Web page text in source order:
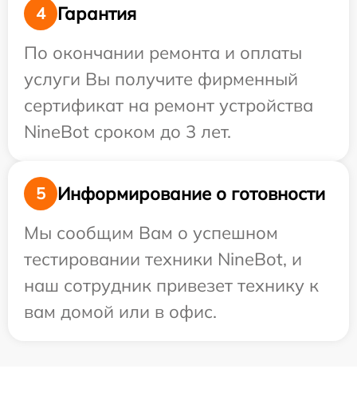
4
Гарантия
По окончании ремонта и оплаты
услуги Вы получите фирменный
сертификат на ремонт устройства
NineBot сроком до 3 лет.
5
Информирование о готовности
Мы сообщим Вам о успешном
тестировании техники NineBot, и
наш сотрудник привезет технику к
вам домой или в офис.